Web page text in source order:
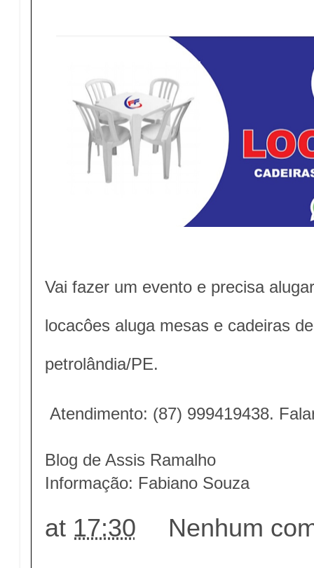
Vai fazer um evento e precisa
locacôes aluga mesas e cadeiras
petrolândia/PE.
Atendimento: (87) 999419438.
Blog de Assis Ramalho
Informação: Fabiano Souza
at 17:30 Nenhum